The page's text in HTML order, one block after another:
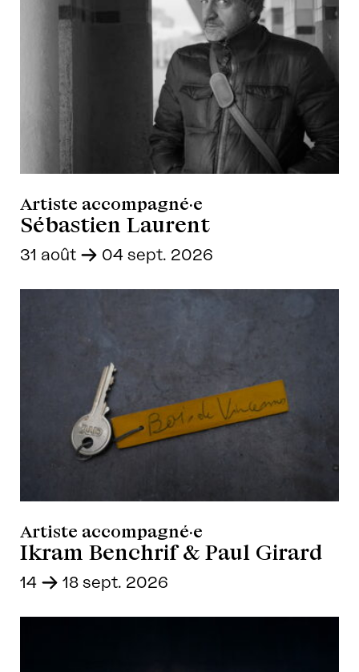
Artiste accompagné·e
Sébastien Laurent
31 août - 04 sept. 2026
Artiste accompagné·e
Ikram Benchrif & Paul Girard
14 - 18 sept. 2026